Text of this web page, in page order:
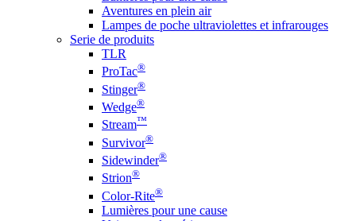
Aventures en plein air
Lampes de poche ultraviolettes et infrarouges
Serie de produits
TLR
ProTac®
Stinger®
Wedge®
Stream™
Survivor®
Sidewinder®
Strion®
Color-Rite®
Lumières pour une cause